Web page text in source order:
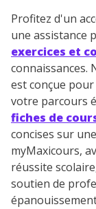
Profitez d'un
une assistance
exercices et
connaissances.
est conçue
votre parcours
fiches de
concises sur
myMaxicours,
réussite
soutien de